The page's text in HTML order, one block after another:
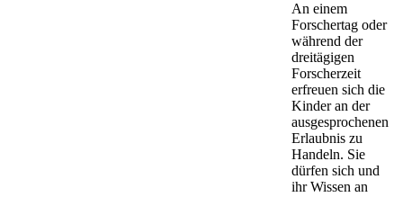
An einem
Forschertag oder
während der
dreitägigen
Forscherzeit
erfreuen sich die
Kinder an der
ausgesprochenen
Erlaubnis zu
Handeln. Sie
dürfen sich und
ihr Wissen an